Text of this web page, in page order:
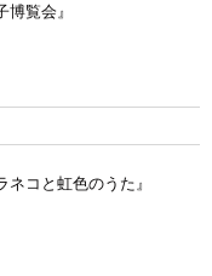
覧会』
コと虹色のうた』